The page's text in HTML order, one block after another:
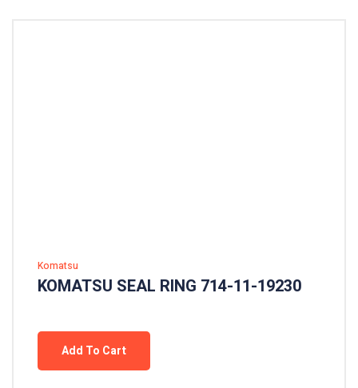
Komatsu
KOMATSU SEAL RING 714-11-19230
Add To Cart